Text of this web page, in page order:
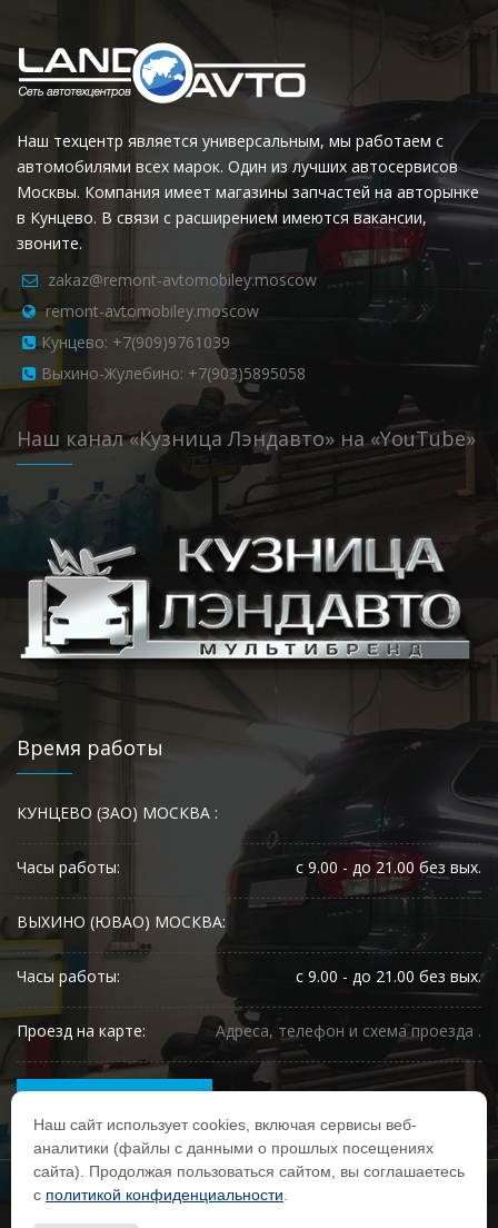
Наш техцентр является универсальным, мы работаем с
автомобилями всех марок. Один из лучших автосервисов
Москвы. Компания имеет магазины запчастей на авторынке
в Кунцево. В связи с расширением имеются вакансии,
звоните.
zakaz@remont-avtomobiley.moscow
remont-avtomobiley.moscow
Кунцево: +7(909)9761039
Выхино-Жулебино: +7(903)5895058
Наш канал «Кузница Лэндавто» на «YouTube»
Время работы
КУНЦЕВО (ЗАО) МОСКВА :
Часы работы: с 9.00 - до 21.00 без вых.
ВЫХИНО (ЮВАО) МОСКВА:
Часы работы: с 9.00 - до 21.00 без вых.
Проезд на карте: Адреса, телефон и схема проезда .
Наш сайт использует cookies, включая сервисы веб-
аналитики (файлы с данными о прошлых посещениях
сайта). Продолжая пользоваться сайтом, вы соглашаетесь
с политикой конфиденциальности